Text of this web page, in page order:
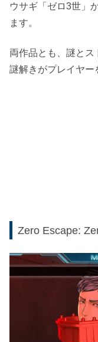
ウサギ「ゼロ3世」
ます。
両作品とも、謎と
謎解きがプレイヤー
Zero Escape: